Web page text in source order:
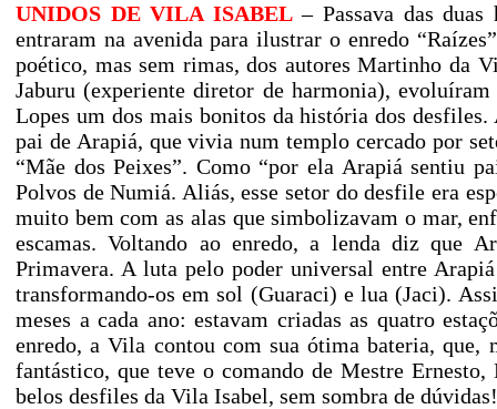
UNIDOS DE VILA ISABEL– Passava das duas
entraram na avenida para ilustrar o enredo
poético, mas sem rimas, dos autores Martinho da
Jaburu (experiente diretor de harmonia),
Lopes um dos mais bonitos da história dos
pai de Arapiá, que vivia num templo cercado por
“Mãe dos Peixes”. Como “por ela Arapiá sentiu
Polvos de Numiá. Aliás, esse setor do desfile era
muito bem com as alas que simbolizavam o mar,
escamas. Voltando ao enredo, a lenda diz que
Primavera. A luta pelo poder universal entre
transformando-os em sol (Guaraci) e lua (Jaci).
meses a cada ano: estavam criadas as quatro
enredo, a Vila contou com sua ótima bateria, que,
fantástico, que teve o comando de Mestre
belos desfiles da Vila Isabel, sem sombra de dúvidas!